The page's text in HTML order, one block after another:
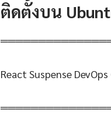
ติดตั้งบน
React Suspense